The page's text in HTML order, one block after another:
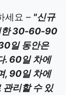
세요 – "신규
한 30-60-90
일 동안은
. 60일 차에
, 90일 차에
관리할 수 있